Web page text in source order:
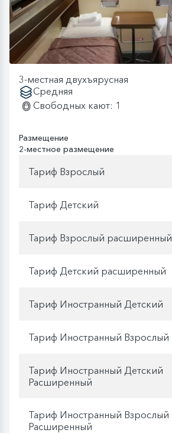
3-местная двухъярусная
Средняя
Свободных кают: 1
Размещение
2-местное размещение
Тариф Взрослый
Тариф Детский
Тариф Взрослый расширенный
Тариф Детский расширенный
Тариф Иностранный Детский
Тариф Иностранный Взрослый
Тариф Иностранный Детский
Расширенный
Тариф Иностранный Взрослый
Расширенный